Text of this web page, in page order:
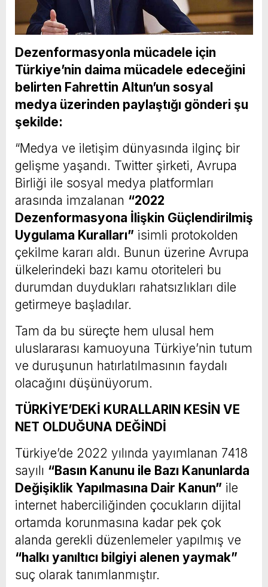
Dezenformasyonla mücadele için
Türkiye’nin daima mücadele edeceğini
belirten Fahrettin Altun’un sosyal
medya üzerinden paylaştığı gönderi şu
şekilde:
“Medya ve iletişim dünyasında ilginç bir
gelişme yaşandı. Twitter şirketi, Avrupa
Birliği ile sosyal medya platformları
arasında imzalanan “2022
Dezenformasyona İlişkin Güçlendirilmiş
Uygulama Kuralları” isimli protokolden
çekilme kararı aldı. Bunun üzerine Avrupa
ülkelerindeki bazı kamu otoriteleri bu
durumdan duydukları rahatsızlıkları dile
getirmeye başladılar.
Tam da bu süreçte hem ulusal hem
uluslararası kamuoyuna Türkiye’nin tutum
ve duruşunun hatırlatılmasının faydalı
olacağını düşünüyorum.
TÜRKİYE’DEKİ KURALLARIN KESİN VE
NET OLDUĞUNA DEĞİNDİ
Türkiye’de 2022 yılında yayımlanan 7418
sayılı “Basın Kanunu ile Bazı Kanunlarda
Değişiklik Yapılmasına Dair Kanun” ile
internet haberciliğinden çocukların dijital
ortamda korunmasına kadar pek çok
alanda gerekli düzenlemeler yapılmış ve
“halkı yanıltıcı bilgiyi alenen yaymak”
suç olarak tanımlanmıştır.